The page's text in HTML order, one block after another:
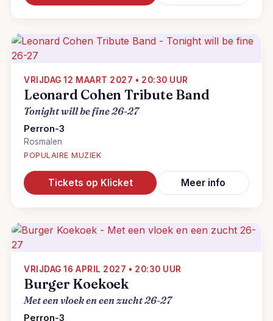
VRIJDAG 12 MAART 2027 • 20:30 UUR
Leonard Cohen Tribute Band
Tonight will be fine 26-27
Perron-3
Rosmalen
POPULAIRE MUZIEK
Tickets op Klicket Meer info
VRIJDAG 16 APRIL 2027 • 20:30 UUR
Burger Koekoek
Met een vloek en een zucht 26-27
Perron-3